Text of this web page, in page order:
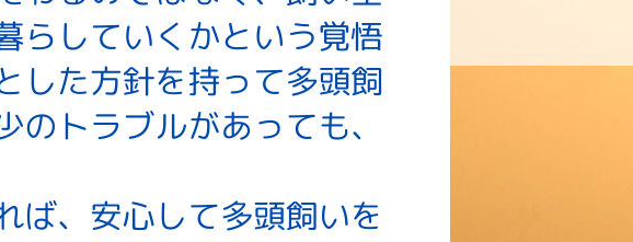
その他のご案内 お問い合わせ